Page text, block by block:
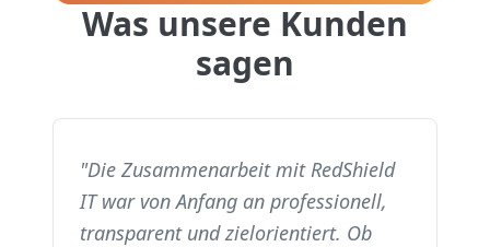
Was unsere Kunden
sagen
"Die Zusammenarbeit mit RedShield
IT war von Anfang an professionell,
transparent und zielorientiert. Ob